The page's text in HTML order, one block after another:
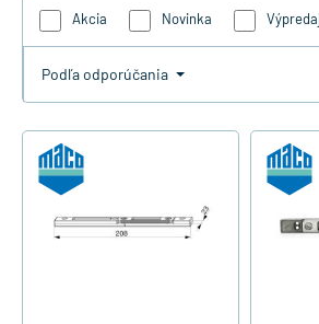
Akcia Novinka
Podľa odporúčania